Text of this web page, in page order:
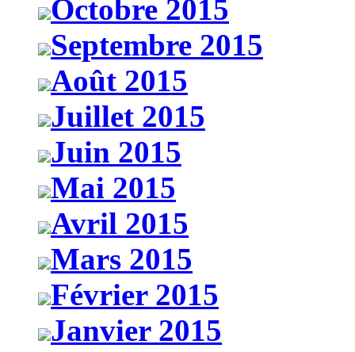
Octobre 2015
Septembre 2015
Août 2015
Juillet 2015
Juin 2015
Mai 2015
Avril 2015
Mars 2015
Février 2015
Janvier 2015